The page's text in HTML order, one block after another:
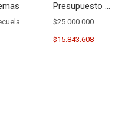
Presupuesto - Ingresos
$25.000.000
-
$15.843.608